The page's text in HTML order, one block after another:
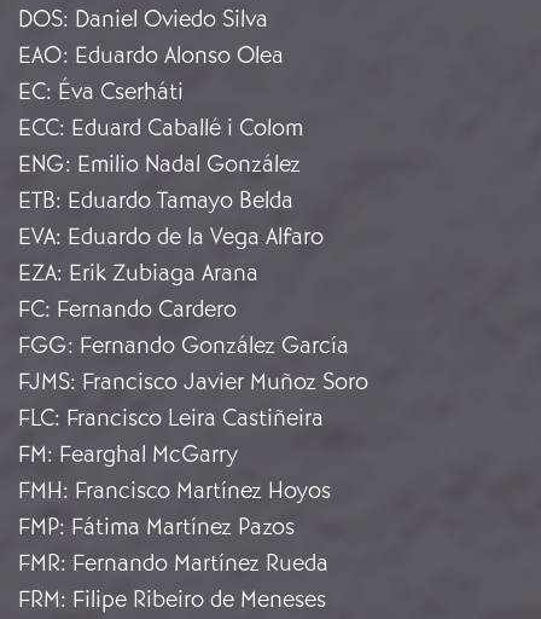
DOS: Daniel Oviedo Silva
EAO: Eduardo Alonso Olea
EC: Éva Cserháti
ECC: Eduard Caballé i Colom
ENG: Emilio Nadal González
ETB: Eduardo Tamayo Belda
EVA: Eduardo de la Vega Alfaro
EZA: Erik Zubiaga Arana
FC: Fernando Cardero
FGG: Fernando González García
FJMS: Francisco Javier Muñoz Soro
FLC: Francisco Leira Castiñeira
FM: Fearghal McGarry
FMH: Francisco Martínez Hoyos
FMP: Fátima Martínez Pazos
FMR: Fernando Martínez Rueda
FRM: Filipe Ribeiro de Meneses